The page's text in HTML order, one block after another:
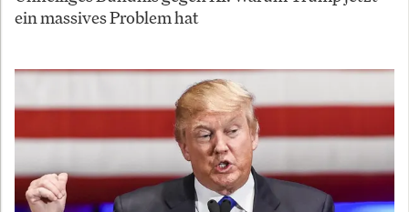
ein massives Problem hat